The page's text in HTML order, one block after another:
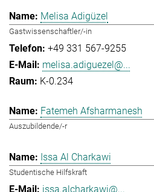
Melisa Adigüzel
Gastwissenschaftler/-in
+49 331 567-9255
melisa.adiguezel@...
K-0.234
Fatemeh Afsharmanesh
Auszubildende/-r
Issa Al Charkawi
Studentische Hilfskraft
issa.alcharkawi@...